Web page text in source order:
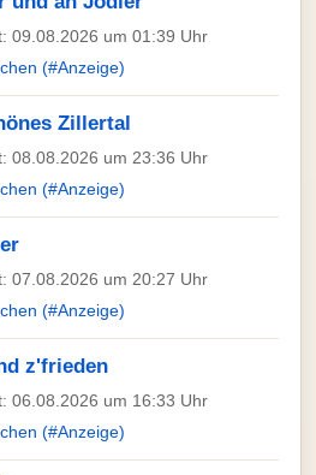
09.08.2026 um 01:39 Uhr
(#Anzeige)
Zillertal
08.08.2026 um 23:36 Uhr
(#Anzeige)
07.08.2026 um 20:27 Uhr
(#Anzeige)
z'frieden
06.08.2026 um 16:33 Uhr
(#Anzeige)